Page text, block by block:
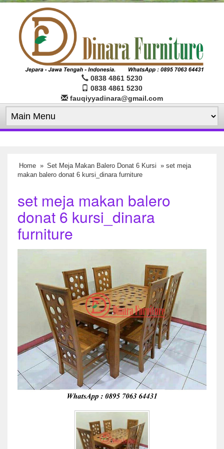
0838 4861 5230
0838 4861 5230
fauqiyyadinara@gmail.com
Home » Set Meja Makan Balero Donat 6 Kursi » set meja
makan balero donat 6 kursi_dinara furniture
set meja makan balero
donat 6 kursi_dinara
furniture